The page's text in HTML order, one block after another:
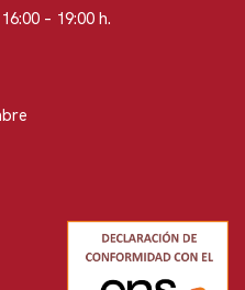
– 19:00 h.